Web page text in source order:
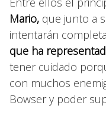
Mario, que junto a
intentarán
que ha
tener cuidado
con muchos
Bowser y poder